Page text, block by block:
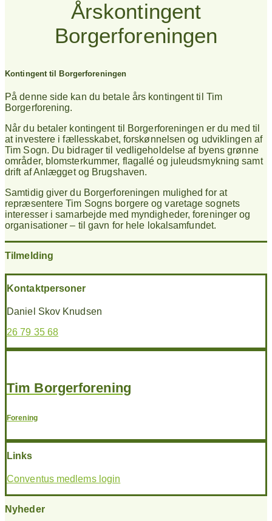
Årskontingent
Borgerforeningen
Kontingent til Borgerforeningen
På denne side kan du betale års kontingent til Tim
Borgerforening.
Når du betaler kontingent til Borgerforeningen er du med til
at investere i fællesskabet, forskønnelsen og udviklingen af
Tim Sogn. Du bidrager til vedligeholdelse af byens grønne
områder, blomsterkummer, flagallé og juleudsmykning samt
drift af Anlægget og Brugshaven.
Samtidig giver du Borgerforeningen mulighed for at
repræsentere Tim Sogns borgere og varetage sognets
interesser i samarbejde med myndigheder, foreninger og
organisationer – til gavn for hele lokalsamfundet.
Tilmelding
Kontaktpersoner
Daniel Skov Knudsen
26 79 35 68
Tim Borgerforening
Forening
Links
Conventus medlems login
Nyheder